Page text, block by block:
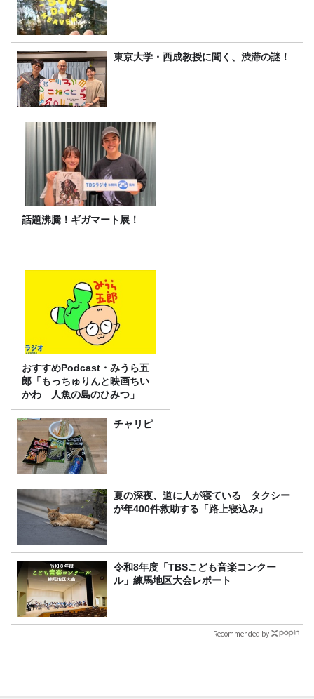
東京大学・西成教授に聞く、渋滞の謎！
話題沸騰！ギガマート展！
おすすめPodcast・みうら五
郎「もっちゅりんと映画ちい
かわ 人魚の島のひみつ」
チャリピ
夏の深夜、道に人が寝ている タクシー
が年400件救助する「路上寝込み」
令和8年度「TBSこども音楽コンクー
ル」練馬地区大会レポート
Recommended by